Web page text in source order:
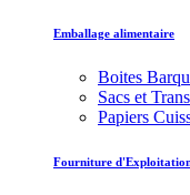
Emballage alimentaire
Boites
Sacs et
Papiers
Fourniture